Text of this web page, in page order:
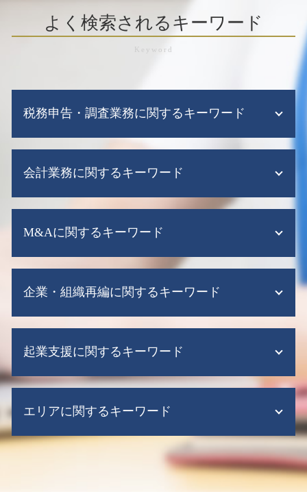
よく検索されるキーワード
税務申告・調査業務に関するキーワード
税務調査 期間 法人
税務調査 依頼
税務調査 確率
税務調査 税理士
税務 申告 税理士
税務調査 どこまで調べる
赤字決算 法人税
税務調査 調査期間
税務調査 毎年
税務調査 時期
税務調査 不正
会計業務に関するキーワード
給与計算代行
会社設立 税務顧問
税理士 記帳代行とは
給与計算ソフト 弥生
会計ソフト できること
記帳代行
資金繰り表
給与計算ソフト クラウド
給与計算ソフト 導入メリット
M&Aに関するキーワード
m&a 後
経営資源集約化税制
のれん 償却期間 決め方
事業 承継 と は
中小 企業 事業 譲渡
事業譲渡 従業員
m&a 税理士
企業・組織再編に関するキーワード
会社分割 事業譲渡 違い
事業譲渡 会社分割
組織再編 合同会社
事業譲渡 手続き
企業再編 組織再編
起業支援に関するキーワード
起業時 補助金
起業時 税理士
会社設立 必要書類 税務署
エリアに関するキーワード
企業 組織再編 大阪市 中央区